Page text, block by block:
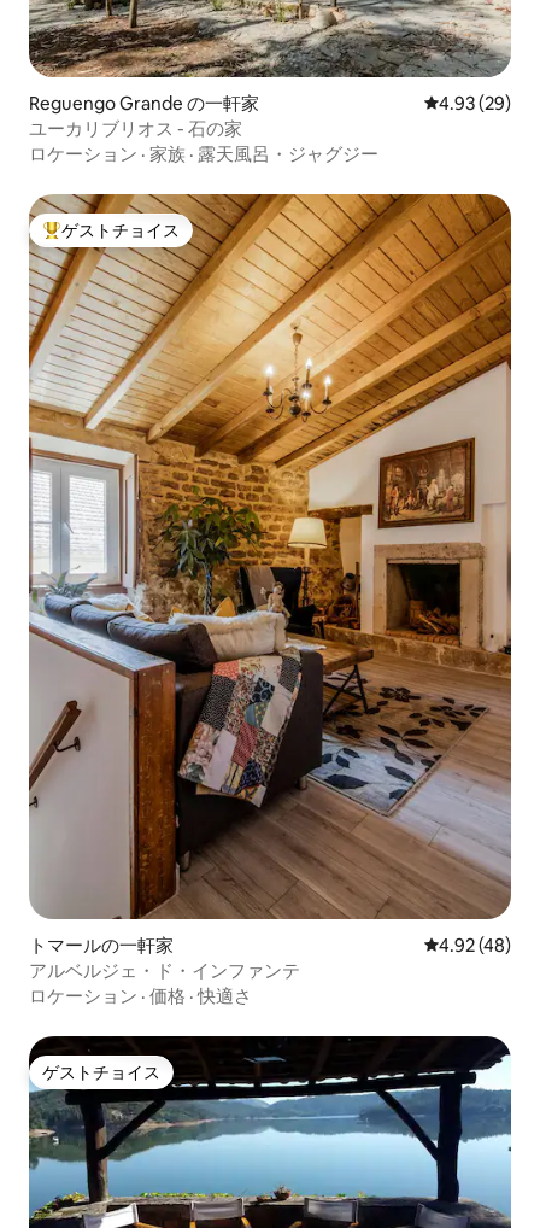
Reguengo Grande の一軒家 レビュー29
4.93 (29)
ユーカリブリオス - 石の家
ロケーション · 家族 · 露天風呂・ジャグジー
大好評のゲストチョイスです。
ゲストチョイス
トマールの一軒家 レビュー48
4.92 (48)
アルベルジェ・ド・インファンテ
ロケーション · 価格 ·快適さ
ゲストチョイス
ゲストチョイス